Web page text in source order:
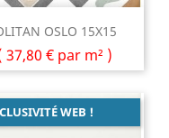
OSLO 15X15
37,80 € par m² )
WEB !